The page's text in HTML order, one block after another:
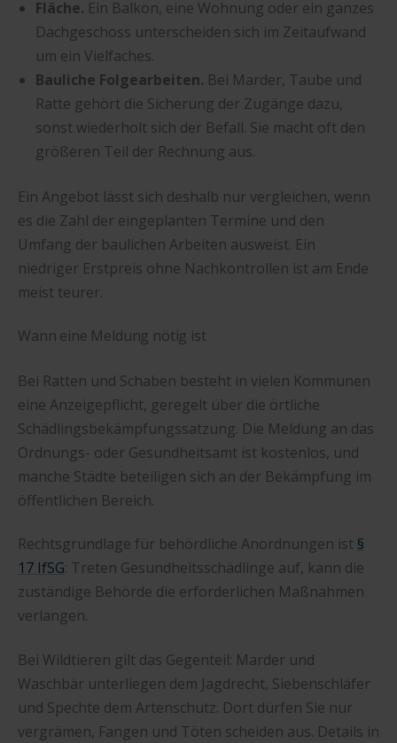
Fläche. Ein Balkon, eine Wohnung oder ein ganzes
Dachgeschoss unterscheiden sich im Zeitaufwand
um ein Vielfaches.
Bauliche Folgearbeiten. Bei Marder, Taube und
Ratte gehört die Sicherung der Zugänge dazu,
sonst wiederholt sich der Befall. Sie macht oft den
größeren Teil der Rechnung aus.
Ein Angebot lässt sich deshalb nur vergleichen, wenn
es die Zahl der eingeplanten Termine und den
Umfang der baulichen Arbeiten ausweist. Ein
niedriger Erstpreis ohne Nachkontrollen ist am Ende
meist teurer.
Wann eine Meldung nötig ist
Bei Ratten und Schaben besteht in vielen Kommunen
eine Anzeigepflicht, geregelt über die örtliche
Schädlingsbekämpfungssatzung. Die Meldung an das
Ordnungs- oder Gesundheitsamt ist kostenlos, und
manche Städte beteiligen sich an der Bekämpfung im
öffentlichen Bereich.
Rechtsgrundlage für behördliche Anordnungen ist §
17 IfSG: Treten Gesundheitsschädlinge auf, kann die
zuständige Behörde die erforderlichen Maßnahmen
verlangen.
Bei Wildtieren gilt das Gegenteil: Marder und
Waschbär unterliegen dem Jagdrecht, Siebenschläfer
und Spechte dem Artenschutz. Dort dürfen Sie nur
vergrämen, Fangen und Töten scheiden aus. Details in